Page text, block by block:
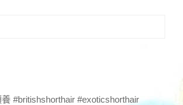
#britishshorthair #exoticshorthair